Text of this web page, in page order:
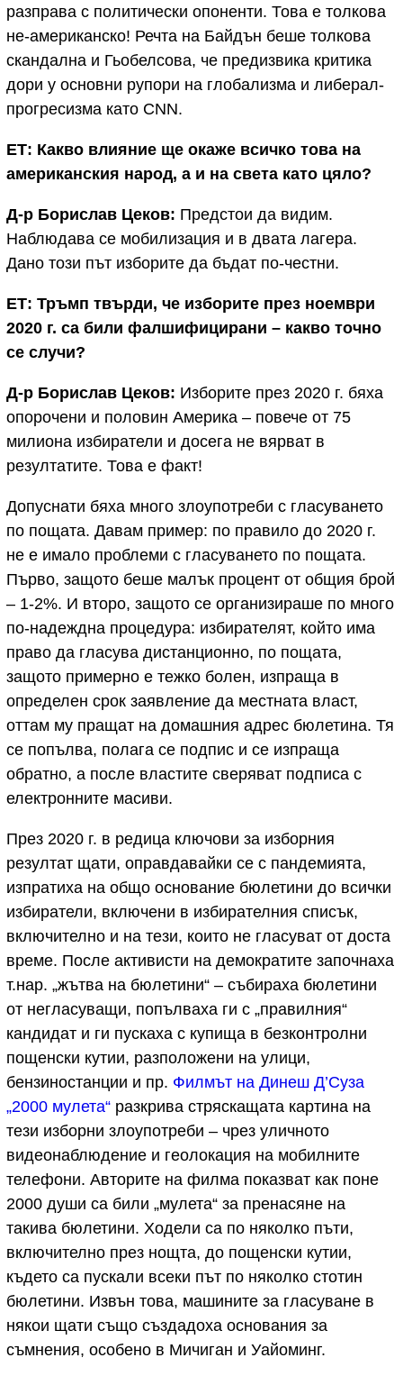
разправа с политически опоненти. Това е толкова
не-американско! Речта на Байдън беше толкова
скандална и Гьобелсова, че предизвика критика
дори у основни рупори на глобализма и либерал-
прогресизма като CNN.
ЕТ: Какво влияние ще окаже всичко това на
американския народ, а и на света като цяло?
Д-р Борислав Цеков: Предстои да видим.
Наблюдава се мобилизация и в двата лагера.
Дано този път изборите да бъдат по-честни.
ЕТ: Тръмп твърди, че изборите през ноември
2020 г. са били фалшифицирани – какво точно
се случи?
Д-р Борислав Цеков: Изборите през 2020 г. бяха
опорочени и половин Америка – повече от 75
милиона избиратели и досега не вярват в
резултатите. Това е факт!
Допуснати бяха много злоупотреби с гласуването
по пощата. Давам пример: по правило до 2020 г.
не е имало проблеми с гласуването по пощата.
Първо, защото беше малък процент от общия брой
– 1-2%. И второ, защото се организираше по много
по-надеждна процедура: избирателят, който има
право да гласува дистанционно, по пощата,
защото примерно е тежко болен, изпраща в
определен срок заявление да местната власт,
оттам му пращат на домашния адрес бюлетина. Тя
се попълва, полага се подпис и се изпраща
обратно, а после властите сверяват подписа с
електронните масиви.
През 2020 г. в редица ключови за изборния
резултат щати, оправдавайки се с пандемията,
изпратиха на общо основание бюлетини до всички
избиратели, включени в избирателния списък,
включително и на тези, които не гласуват от доста
време. После активисти на демократите започнаха
т.нар. „жътва на бюлетини“ – събираха бюлетини
от негласуващи, попълваха ги с „правилния“
кандидат и ги пускаха с купища в безконтролни
пощенски кутии, разположени на улици,
бензиностанции и пр. Филмът на Динеш Д’Суза
„2000 мулета“ разкрива стряскащата картина на
тези изборни злоупотреби – чрез уличното
видеонаблюдение и геолокация на мобилните
телефони. Авторите на филма показват как поне
2000 души са били „мулета“ за пренасяне на
такива бюлетини. Ходели са по няколко пъти,
включително през нощта, до пощенски кутии,
където са пускали всеки път по няколко стотин
бюлетини. Извън това, машините за гласуване в
някои щати също създадоха основания за
съмнения, особено в Мичиган и Уайоминг.